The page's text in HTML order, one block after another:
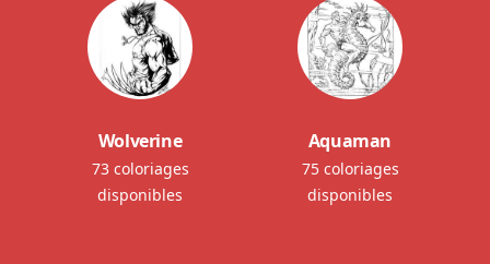
Wolverine
73 coloriages
disponibles
Aquaman
75 coloriages
disponibles